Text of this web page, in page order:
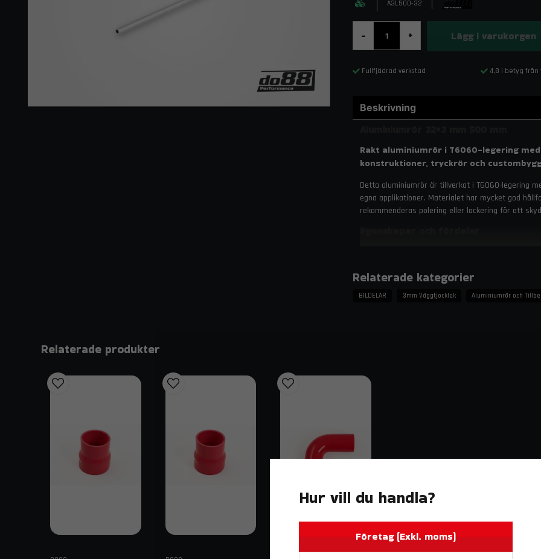
A3L500-32
- + Lägg i varukorgen
Fullfjädrad verkstad 4,8 i betyg från
Beskrivning
Rakt aluminiumrör i T6060-legering
konstruktioner, tryckrör och
Detta aluminiumrör är tillverkat i T6060-legering
egna applikationer. Materialet har mycket god
rekommenderas polering eller lackering för att
T6060-aluminium – starkt, lätt och
3 mm godstjocklek – hög hållfasthet
Rå yta för enkel bearbetning
Tryckrör och insugssystem
Specialbyggen och
Leveransinnehåll
Relaterade kategorier
BILDELAR 3mm Väggtjocklek Aluminiumrör och
Relaterade produkter
Hur vill du handla?
Företag (Exkl. moms)